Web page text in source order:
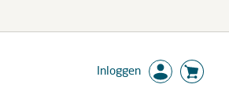
Inloggen